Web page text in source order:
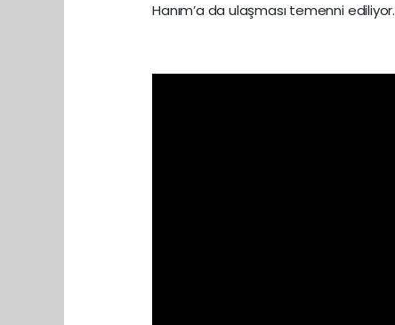
Hanım’a da ulaşması temenni ediliyor.